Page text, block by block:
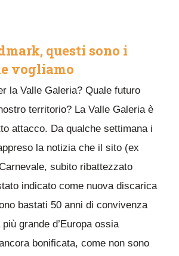
questi sono i
vogliamo
la Valle Galeria? Quale futuro
territorio? La Valle Galeria è
attacco. Da qualche settimana i
la notizia che il sito (ex
subito ribattezzato
indicato come nuova discarica
bastati 50 anni di convivenza
grande d’Europa ossia
bonificata, come non sono